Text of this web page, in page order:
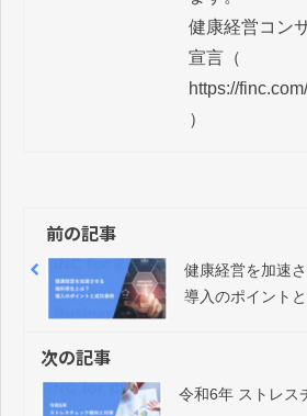
健康経営コン
宣言（
https://
前の記事
健康経営を加速
導入のポイント
次の記事
令和6年 ストレス